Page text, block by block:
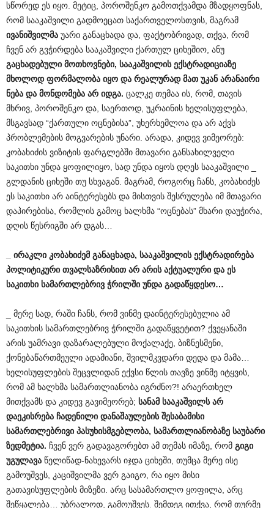
სწორედ ეს იყო. მეტიც, პოროშენკო გამოთქვამდა მზადყოფნას,
რომ სააკაშვილი გადმოეცათ საქართველოსთვის, მაგრამ
ივანიშვილმა უარი განაცხადა და, ფაქტობრივად, თქვა, რომ
ჩვენ არ გვჭირდება სააკაშვილი ქართულ ციხეშიო, ანუ
გაცხადებული მოთხოვნები, სააკაშვილის ექსტრადიციაზე
მხოლოდ ფორმალობა იყო და რეალურად მათ უკან არანაირი
ნება და მონდომება არ იდგა. ცალკე თემაა ის, რომ, თავის
მხრივ, პოროშენკო და, საერთოდ, უკრაინის ხელისუფლება,
მსგავსად “ქართული ოცნებისა”, უხერხემლოა და არ აქვს
პრობლემების მოგვარების უნარი. არადა, კიდევ ვიმეორებ:
კობახიძის ვიზიტის ფარგლებში მთავარი განსახილველი
საკითხი უნდა ყოფილიყო, სად უნდა იყოს დღეს სააკაშვილი _
გლდანის ციხეში თუ სხვაგან. მაგრამ, როგორც ჩანს, კობახიძეს
ეს საკითხი არ აინტერესებს და მისთვის შესრულება იმ მთავარი
დაპირებისა, რომლის გამოც ხალხმა “ოცნებას” მხარი დაუჭირა,
დღის წესრიგში არ დგას…
ირაკლი კობახიძემ განაცხადა, სააკაშვილის ექსტრადირება
პოლიტიკური თვალსაზრისით არ არის აქტუალური და ეს
საკითხი სამართლებრივ ჭრილში უნდა გადაწყდესო…
_ მერე სად, რაში ჩანს, რომ ვინმე დაინტერესებულია ამ
საკითხის სამართლებრივ ჭრილში გადაწყვეტით? ქვეყანაში
არის უამრავი დაზარალებული მოქალაქე, ბიზნესმენი,
ქონებაწართმეული ადამიანი, შვილმკვდარი დედა და მამა…
ხელისუფლების შეცვლიდან ექვსი წლის თავზე ვინმე იტყვის,
რომ ამ ხალხმა სამართლიანობა იგრძნო?! არაერთხელ
მითქვამს და კიდევ გავიმეორებ; სანამ სააკაშვილს არ
დაეკისრება ჩადენილი დანაშაულების შესაბამისი
სამართლებრივი პასუხისმგებლობა, სამართლიანობაზე საუბარი
ზედმეტია. ჩვენ ვერ გადავაგორებთ ამ თემას იმაზე, რომ გიგი
უგულავა წელიწად-ნახევარს იჯდა ციხეში, თუმცა მერე ისე
გამოუშვეს, კაციშვილმა ვერ გაიგო, რა იყო მისი
გათავისუფლების მიზეზი. არც სასამართლო ყოფილა, არც
შეწყალება… უბრალოდ, გამოუშვეს. შემდეგ ითქვა, რომ თურმე